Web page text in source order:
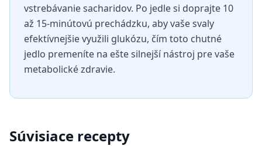
vstrebávanie sacharidov. Po jedle si doprajte 10
až 15-minútovú prechádzku, aby vaše svaly
efektívnejšie využili glukózu, čím toto chutné
jedlo premeníte na ešte silnejší nástroj pre vaše
metabolické zdravie.
Súvisiace recepty